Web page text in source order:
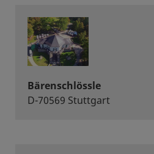
Bärenschlössle
D-70569 Stuttgart